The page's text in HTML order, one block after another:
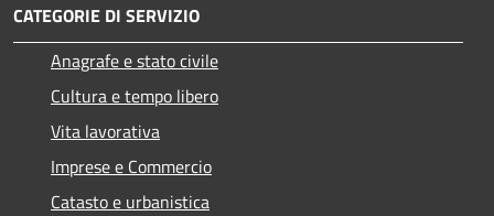
CATEGORIE DI SERVIZIO
Anagrafe e stato civile
Cultura e tempo libero
Vita lavorativa
Imprese e Commercio
Catasto e urbanistica